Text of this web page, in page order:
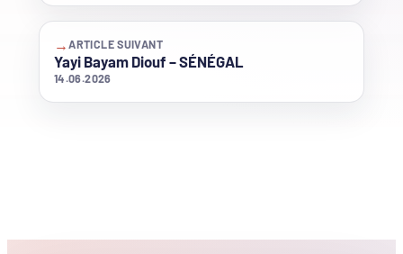
→ARTICLE SUIVANT
Yayi Bayam Diouf – SÉNÉGAL
14.06.2026